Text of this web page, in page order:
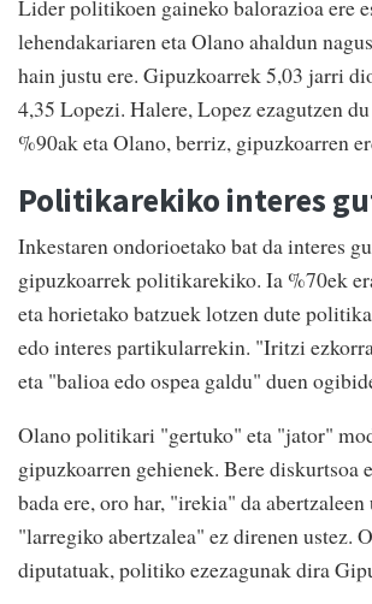
Lider politikoen gaineko balorazioa ere
lehendakariaren eta Olano ahaldun
hain justu ere. Gipuzkoarrek 5,03 jarri
4,35 Lopezi. Halere, Lopez ezagutzen
%90ak eta Olano, berriz, gipuzkoarren
Politikarekiko interes
Inkestaren ondorioetako bat da interes
gipuzkoarrek politikarekiko. Ia %70ek
eta horietako batzuek lotzen dute
edo interes partikularrekin. "Iritzi
eta "balioa edo ospea galdu" duen
Olano politikari "gertuko" eta "jator"
gipuzkoarren gehienek. Bere diskurtsoa
bada ere, oro har, "irekia" da abertzaleen
"larregiko abertzalea" ez direnen ustez.
diputatuak, politiko ezezagunak dira